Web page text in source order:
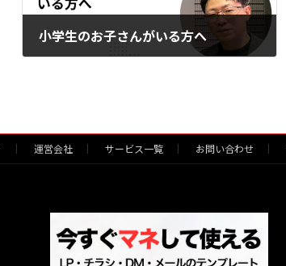
小学生のお子さんがいる方へ
運営会社 サービス一覧 お問い合わせ